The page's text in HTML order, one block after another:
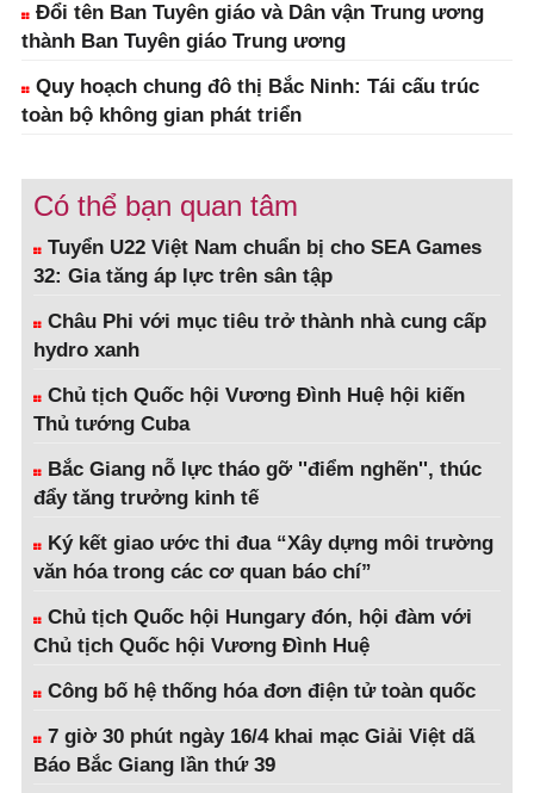
Đổi tên Ban Tuyên giáo và Dân vận Trung ương
thành Ban Tuyên giáo Trung ương
Quy hoạch chung đô thị Bắc Ninh: Tái cấu trúc
toàn bộ không gian phát triển
Có thể bạn quan tâm
Tuyển U22 Việt Nam chuẩn bị cho SEA Games
32: Gia tăng áp lực trên sân tập
Châu Phi với mục tiêu trở thành nhà cung cấp
hydro xanh
Chủ tịch Quốc hội Vương Đình Huệ hội kiến
Thủ tướng Cuba
Bắc Giang nỗ lực tháo gỡ ''điểm nghẽn'', thúc
đẩy tăng trưởng kinh tế
Ký kết giao ước thi đua “Xây dựng môi trường
văn hóa trong các cơ quan báo chí”
Chủ tịch Quốc hội Hungary đón, hội đàm với
Chủ tịch Quốc hội Vương Đình Huệ
Công bố hệ thống hóa đơn điện tử toàn quốc
7 giờ 30 phút ngày 16/4 khai mạc Giải Việt dã
Báo Bắc Giang lần thứ 39